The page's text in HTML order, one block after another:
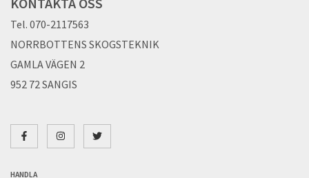
Tel. 070-2117563
NORRBOTTENS SKOGSTEKNIK
GAMLA VÄGEN 2
952 72 SANGIS
HANDLA